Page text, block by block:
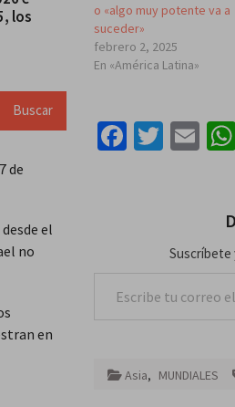
o «algo muy potente va a
suceder»
febrero 2, 2025
En «América Latina»
Facebook
Suscríbete
Asia, MUNDIALES
los
de
el
no
en